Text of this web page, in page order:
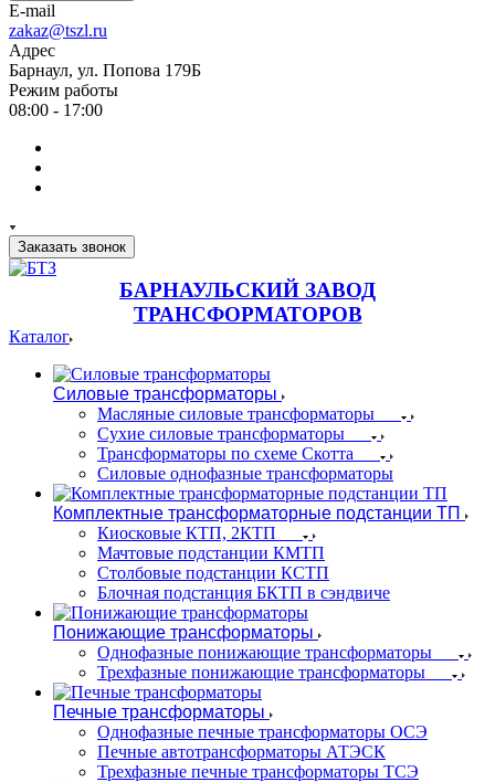
E-mail
zakaz@tszl.ru
Адрес
Барнаул, ул. Попова 179Б
Режим работы
08:00 - 17:00
Заказать звонок
БАРНАУЛЬСКИЙ ЗАВОД
ТРАНСФОРМАТОРОВ
Каталог
Силовые трансформаторы
Масляные силовые трансформаторы
Сухие силовые трансформаторы
Трансформаторы по схеме Скотта
Силовые однофазные трансформаторы
Комплектные трансформаторные подстанции ТП
Киосковые КТП, 2КТП
Мачтовые подстанции КМТП
Столбовые подстанции КСТП
Блочная подстанция БКТП в сэндвиче
Понижающие трансформаторы
Однофазные понижающие трансформаторы
Трехфазные понижающие трансформаторы
Печные трансформаторы
Однофазные печные трансформаторы ОСЭ
Печные автотрансформаторы АТЭСК
Трехфазные печные трансформаторы ТСЭ